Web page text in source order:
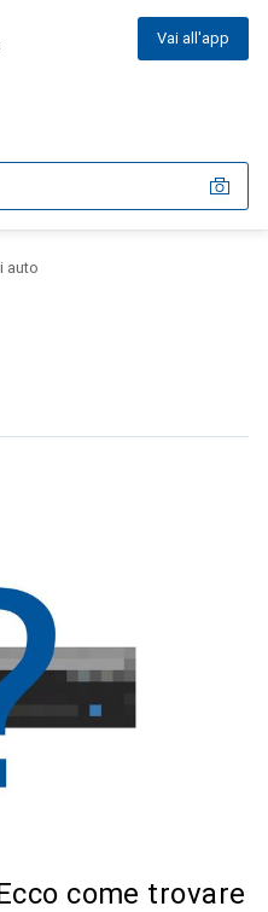
Vai all'app
auto
come trovare